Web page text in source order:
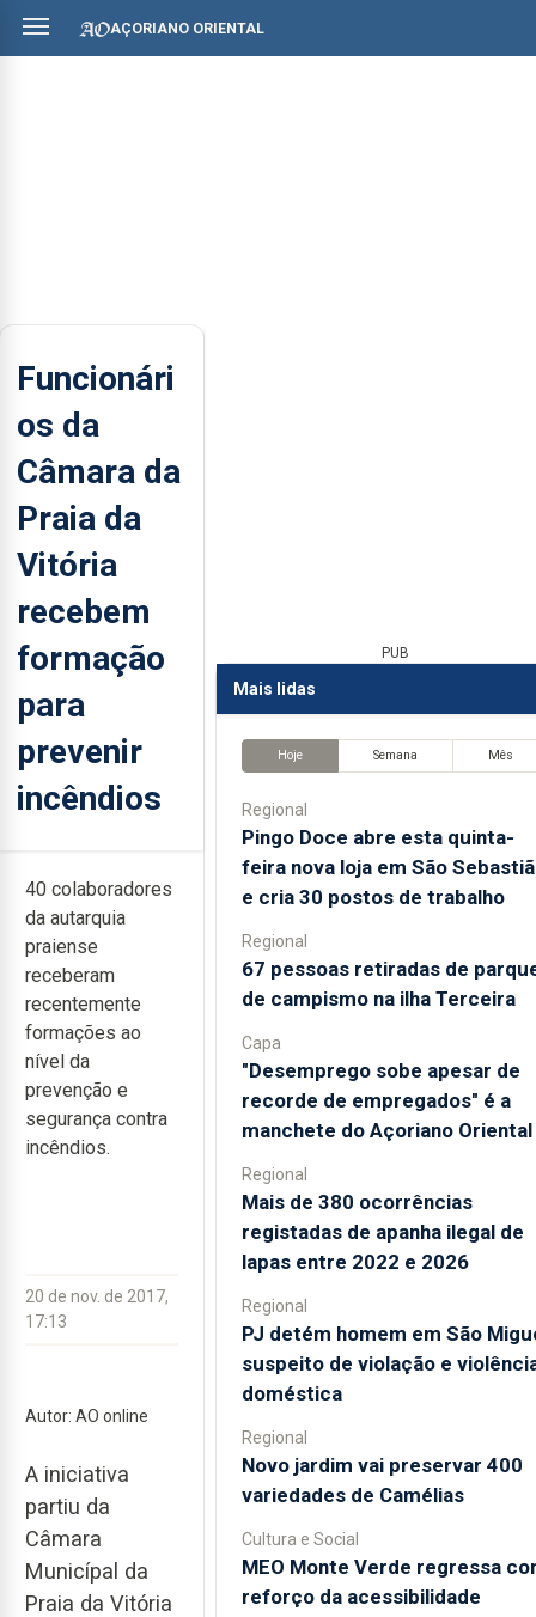
AÇORIANO ORIENTAL
Funcionári
os da
Câmara da
Praia da
Vitória
recebem
formação
para
prevenir
incêndios
40 colaboradores
da autarquia
praiense
receberam
recentemente
formações ao
nível da
prevenção e
segurança contra
incêndios.
20 de nov. de 2017,
17:13
Autor: AO online
A iniciativa
partiu da
Câmara
Municípal da
Praia da Vitória
PUB
Mais lidas
Hoje Semana Mês
Regional
Pingo Doce abre esta quinta-
feira nova loja em São
e cria 30 postos de trabalho
Regional
67 pessoas retiradas de
de campismo na ilha Terceira
Capa
"Desemprego sobe apesar de
recorde de empregados" é a
manchete do Açoriano Oriental
Regional
Mais de 380 ocorrências
registadas de apanha ilegal de
lapas entre 2022 e 2026
Regional
PJ detém homem em São
suspeito de violação e
doméstica
Regional
Novo jardim vai preservar 400
variedades de Camélias
Cultura e Social
MEO Monte Verde regressa
reforço da acessibilidade